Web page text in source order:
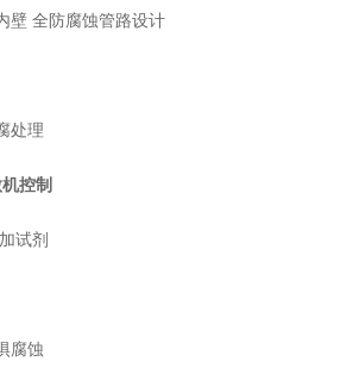
壁 全防腐蚀管路设计
处理
控制
试剂
腐蚀